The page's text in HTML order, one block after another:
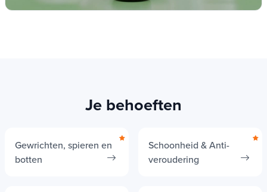
Je behoeften
Gewrichten, spieren en
botten
Schoonheid & Anti-
veroudering